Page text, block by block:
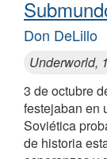
Don DeLillo
Underworld,
3 de octubre
festejaban en
Soviética
de historia